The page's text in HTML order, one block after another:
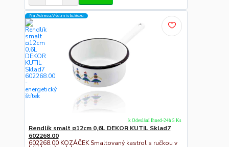
Na Adresu,Výd.místo,Boxu
Rendlík smalt ¤12cm 0,6L DEKOR KUTIL Sklad7
602268.00
602268.00 KOZÁČEK Smaltovaný kastrol s ručkou v
k Odeslání Ihned-24h 5 Ks